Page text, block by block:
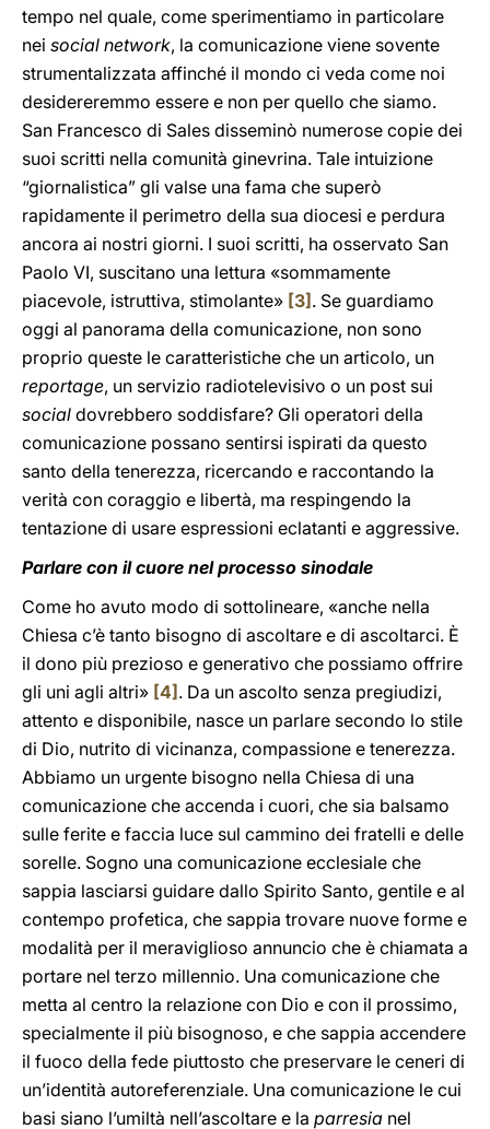
tempo nel quale, come sperimentiamo in particolare
nei social network, la comunicazione viene sovente
strumentalizzata affinché il mondo ci veda come noi
desidereremmo essere e non per quello che siamo.
San Francesco di Sales disseminò numerose copie dei
suoi scritti nella comunità ginevrina. Tale intuizione
“giornalistica” gli valse una fama che superò
rapidamente il perimetro della sua diocesi e perdura
ancora ai nostri giorni. I suoi scritti, ha osservato San
Paolo VI, suscitano una lettura «sommamente
piacevole, istruttiva, stimolante» [3] . Se guardiamo
oggi al panorama della comunicazione, non sono
proprio queste le caratteristiche che un articolo, un
reportage, un servizio radiotelevisivo o un post sui
social dovrebbero soddisfare? Gli operatori della
comunicazione possano sentirsi ispirati da questo
santo della tenerezza, ricercando e raccontando la
verità con coraggio e libertà, ma respingendo la
tentazione di usare espressioni eclatanti e aggressive.
Parlare con il cuore nel processo sinodale
Come ho avuto modo di sottolineare, «anche nella
Chiesa c’è tanto bisogno di ascoltare e di ascoltarci. È
il dono più prezioso e generativo che possiamo offrire
gli uni agli altri» [4] . Da un ascolto senza pregiudizi,
attento e disponibile, nasce un parlare secondo lo stile
di Dio, nutrito di vicinanza, compassione e tenerezza.
Abbiamo un urgente bisogno nella Chiesa di una
comunicazione che accenda i cuori, che sia balsamo
sulle ferite e faccia luce sul cammino dei fratelli e delle
sorelle. Sogno una comunicazione ecclesiale che
sappia lasciarsi guidare dallo Spirito Santo, gentile e al
contempo profetica, che sappia trovare nuove forme e
modalità per il meraviglioso annuncio che è chiamata a
portare nel terzo millennio. Una comunicazione che
metta al centro la relazione con Dio e con il prossimo,
specialmente il più bisognoso, e che sappia accendere
il fuoco della fede piuttosto che preservare le ceneri di
un’identità autoreferenziale. Una comunicazione le cui
basi siano l’umiltà nell’ascoltare e la parresia nel